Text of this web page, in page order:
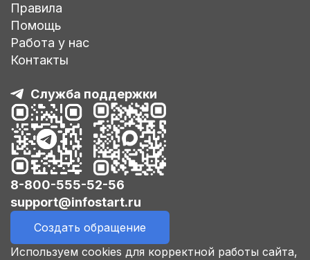
Правила
Помощь
Работа у нас
Контакты
Служба поддержки
8-800-555-52-56
support@infostart.ru
Создать обращение
Используем cookies для корректной работы сайта,